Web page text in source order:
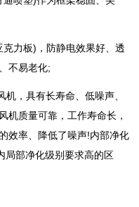
力板)，防静电效果好、透
不易老化;
，具有长寿命、低噪声、
机质量可靠，工作寿命长，
效率、降低了噪声!内部净化
局部净化级别要求高的区